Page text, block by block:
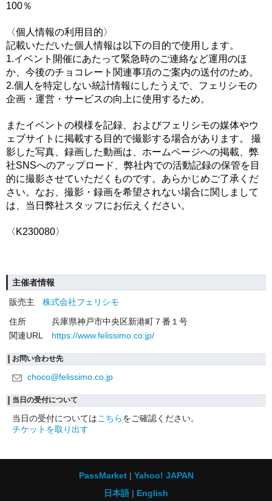
100％
〈個人情報の利用目的〉
記載いただいた個人情報は以下の目的で使用します。
1.イベント開催にあたって緊急時のご連絡など運用のほ
か、今後のチョコレート関連事項のご案内の送付のため。
2.個人を特定しない統計情報にしたうえで、フェリシモの
企画・運営・サービスの向上に使用するため。
またイベントの模様を記録、およびフェリシモの媒体やウ
ェブサイトに掲載する目的で撮影する場合があります。 撮
影した写真、録画した動画は、ホームページへの掲載、弊
社SNSへのアップロード、弊社内での活動記録の保管を目
的に撮影させていただくものです。あらかじめご了承くだ
さい。なお、撮影・録画を希望されない場合に関しまして
は、当日弊社スタッフにお伝えください。
〈 K230080〉
主催者情報
販売主
株式会社フェリシモ
住所
兵庫県神戸市中央区新港町７番１号
関連URL
https://www.felissimo.co.jp/
お問い合わせ先
choco@felissimo.co.jp
当日の受付について
当日の受付についてはこちらをご確認ください。
チケットを取り出す
PassMarket
Yahoo! JAPAN
日本語
English